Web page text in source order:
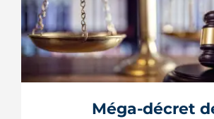
Se loger à Montpellier pour
2026 tient de la course de
un marché où le studio part
étudiants internationaux,
Méga-décret